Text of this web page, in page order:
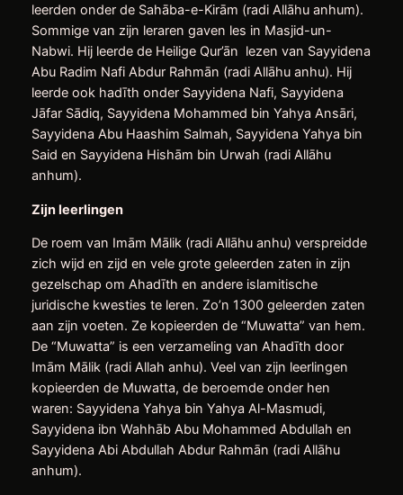
leerden onder de Sahāba-e-Kirām (radi Allāhu anhum).
Sommige van zijn leraren gaven les in Masjid-un-
Nabwi. Hij leerde de Heilige Qur’ān lezen van Sayyidena
Abu Radim Nafi Abdur Rahmān (radi Allāhu anhu). Hij
leerde ook hadīth onder Sayyidena Nafi, Sayyidena
Jāfar Sādiq, Sayyidena Mohammed bin Yahya Ansāri,
Sayyidena Abu Haashim Salmah, Sayyidena Yahya bin
Said en Sayyidena Hishām bin Urwah (radi Allāhu
anhum).
Zijn leerlingen
De roem van Imām Mālik (radi Allāhu anhu) verspreidde
zich wijd en zijd en vele grote geleerden zaten in zijn
gezelschap om Ahadīth en andere islamitische
juridische kwesties te leren. Zo’n 1300 geleerden zaten
aan zijn voeten. Ze kopieerden de “Muwatta” van hem.
De “Muwatta” is een verzameling van Ahadīth door
Imām Mālik (radi Allah anhu). Veel van zijn leerlingen
kopieerden de Muwatta, de beroemde onder hen
waren: Sayyidena Yahya bin Yahya Al-Masmudi,
Sayyidena ibn Wahhāb Abu Mohammed Abdullah en
Sayyidena Abi Abdullah Abdur Rahmān (radi Allāhu
anhum).